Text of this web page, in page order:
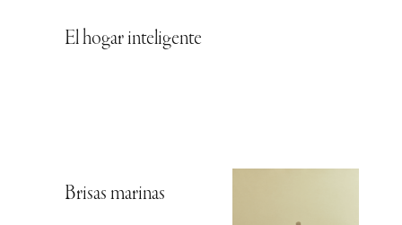
El hogar inteligente
Brisas marinas